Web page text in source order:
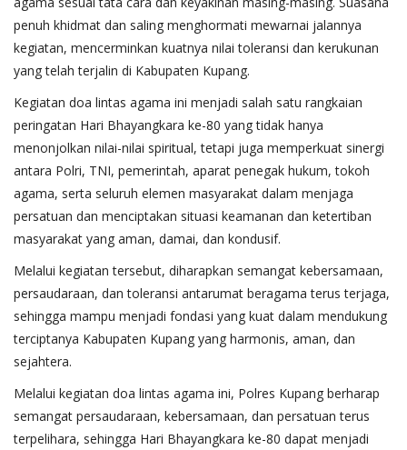
penuh khidmat dan saling menghormati mewarnai jalannya
kegiatan, mencerminkan kuatnya nilai toleransi dan kerukunan
yang telah terjalin di Kabupaten Kupang.
Kegiatan doa lintas agama ini menjadi salah satu rangkaian
peringatan Hari Bhayangkara ke-80 yang tidak hanya
menonjolkan nilai-nilai spiritual, tetapi juga memperkuat sinergi
antara Polri, TNI, pemerintah, aparat penegak hukum, tokoh
agama, serta seluruh elemen masyarakat dalam menjaga
persatuan dan menciptakan situasi keamanan dan ketertiban
masyarakat yang aman, damai, dan kondusif.
Melalui kegiatan tersebut, diharapkan semangat kebersamaan,
persaudaraan, dan toleransi antarumat beragama terus terjaga,
sehingga mampu menjadi fondasi yang kuat dalam mendukung
terciptanya Kabupaten Kupang yang harmonis, aman, dan
sejahtera.
Melalui kegiatan doa lintas agama ini, Polres Kupang berharap
semangat persaudaraan, kebersamaan, dan persatuan terus
terpelihara, sehingga Hari Bhayangkara ke-80 dapat menjadi